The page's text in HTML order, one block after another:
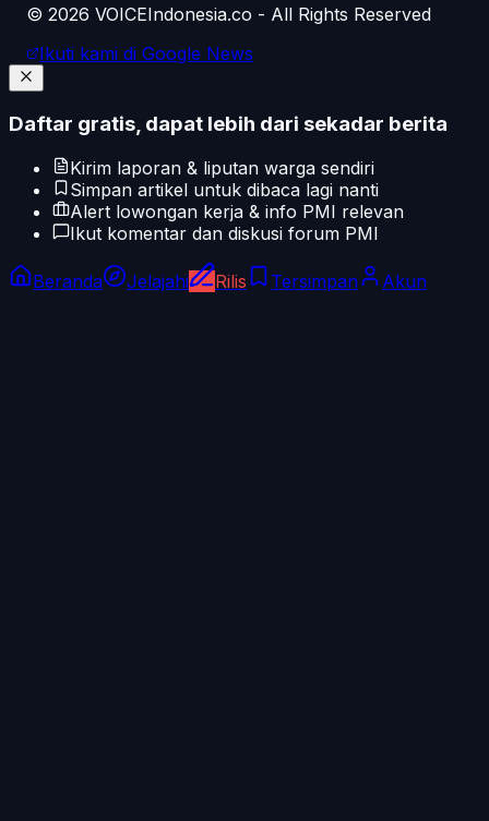
© 2026 VOICEIndonesia.co - All Rights Reserved
Ikuti kami di Google News
Daftar gratis, dapat lebih dari sekadar berita
Kirim laporan & liputan warga sendiri
Simpan artikel untuk dibaca lagi nanti
Alert lowongan kerja & info PMI relevan
Ikut komentar dan diskusi forum PMI
Beranda Jelajahi Rilis Tersimpan Akun